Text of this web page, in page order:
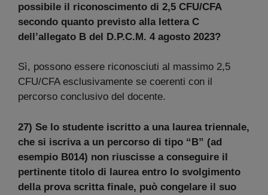
possibile il riconoscimento di 2,5 CFU/CFA
secondo quanto previsto alla lettera C
dell’allegato B del D.P.C.M. 4 agosto 2023?
Sì, possono essere riconosciuti al massimo 2,5
CFU/CFA esclusivamente se coerenti con il
percorso conclusivo del docente.
27) Se lo studente iscritto a una laurea triennale,
che si iscriva a un percorso di tipo “B” (ad
esempio B014) non riuscisse a conseguire il
pertinente titolo di laurea entro lo svolgimento
della prova scritta finale, può congelare il suo